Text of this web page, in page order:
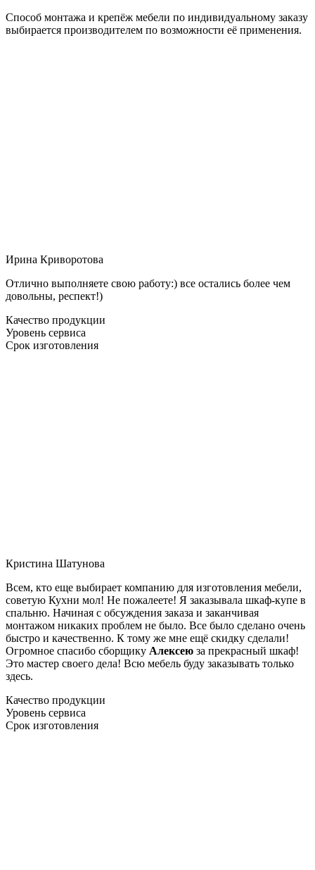
Способ монтажа и крепёж мебели по индивидуальному заказу
выбирается производителем по возможности её применения.
Ирина Криворотова
Отлично выполняете свою работу:) все остались более чем
довольны, респект!)
Качество продукции
Уровень сервиса
Срок изготовления
Кристина Шатунова
Всем, кто еще выбирает компанию для изготовления мебели,
советую Кухни мол! Не пожалеете! Я заказывала шкаф-купе в
спальню. Начиная с обсуждения заказа и заканчивая
монтажом никаких проблем не было. Все было сделано очень
быстро и качественно. К тому же мне ещё скидку сделали!
Огромное спасибо сборщику Алексею за прекрасный шкаф!
Это мастер своего дела! Всю мебель буду заказывать только
здесь.
Качество продукции
Уровень сервиса
Срок изготовления